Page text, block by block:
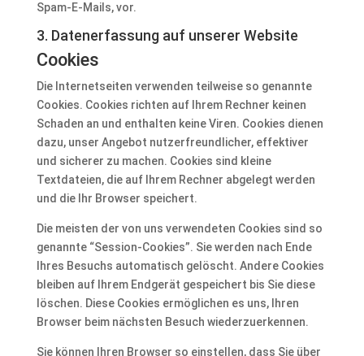
Spam-E-Mails, vor.
3. Datenerfassung auf unserer Website
Cookies
Die Internetseiten verwenden teilweise so genannte
Cookies. Cookies richten auf Ihrem Rechner keinen
Schaden an und enthalten keine Viren. Cookies dienen
dazu, unser Angebot nutzerfreundlicher, effektiver
und sicherer zu machen. Cookies sind kleine
Textdateien, die auf Ihrem Rechner abgelegt werden
und die Ihr Browser speichert.
Die meisten der von uns verwendeten Cookies sind so
genannte “Session-Cookies”. Sie werden nach Ende
Ihres Besuchs automatisch gelöscht. Andere Cookies
bleiben auf Ihrem Endgerät gespeichert bis Sie diese
löschen. Diese Cookies ermöglichen es uns, Ihren
Browser beim nächsten Besuch wiederzuerkennen.
Sie können Ihren Browser so einstellen, dass Sie über